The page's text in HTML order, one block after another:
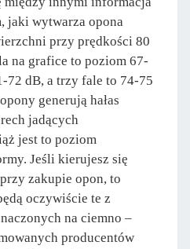
jaki wytwarza opona
przy prędkości 80
na grafice to poziom 67-
72 dB, a trzy fale to 74-75
generują hałas
jadących
jest to poziom
Jeśli kierujesz się
zakupie opon, to
oczywiście te z
na ciemno –
producentów